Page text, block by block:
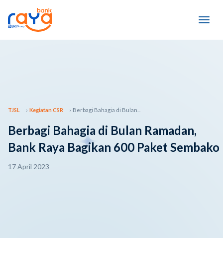
TJSL Kegiatan CSR Berbagi Bahagia di Bulan...
Berbagi Bahagia di Bulan Ramadan,
Bank Raya Bagikan 600 Paket Sembako
17 April 2023